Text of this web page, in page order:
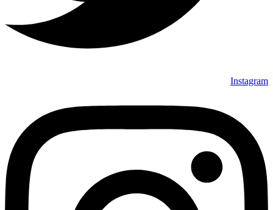
Instagram